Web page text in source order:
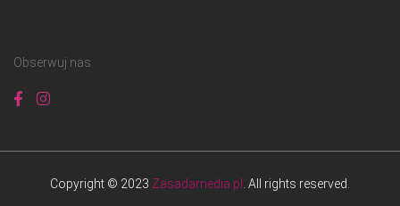
Obserwuj nas
Copyright © 2023 Zasadamedia.pl . All rights reserved.